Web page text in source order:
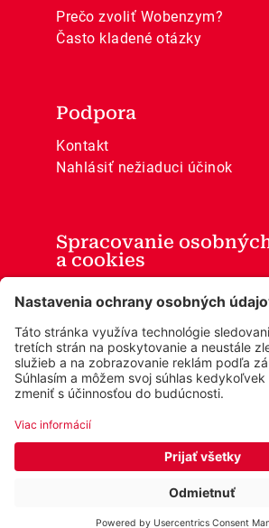
Prečo zvoliť Wobenzym?
Často kladené otázky
Podpora
Kontakt
Nahlásiť nežiaduci účinok
Spracovanie
a cookies
Všeobecné obchodné
Ochrana osobných údajov
Cookies
Vyhlásenie o prístupnosti
© 2026 Wobenzym®